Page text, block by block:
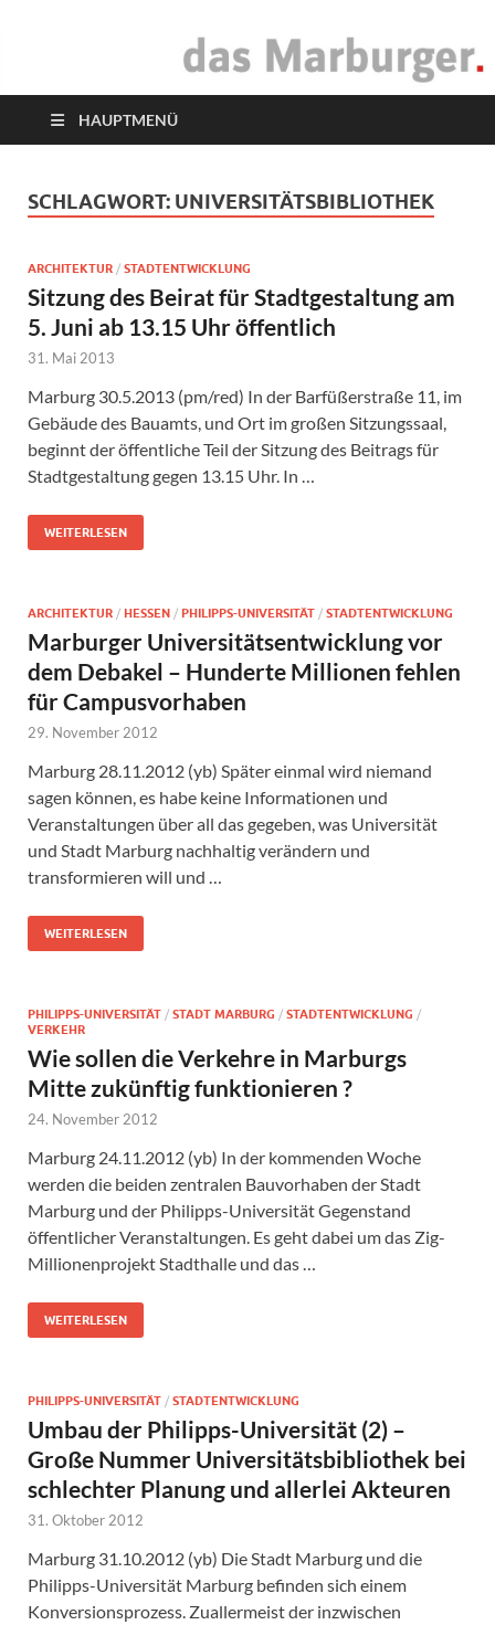
das Marburger.
HAUPTMENÜ
SCHLAGWORT: UNIVERSITÄTSBIBLIOTHEK
ARCHITEKTUR / STADTENTWICKLUNG
Sitzung des Beirat für Stadtgestaltung am
5. Juni ab 13.15 Uhr öffentlich
31. Mai 2013
Marburg 30.5.2013 (pm/red) In der Barfüßerstraße 11, im
Gebäude des Bauamts, und Ort im großen Sitzungssaal,
beginnt der öffentliche Teil der Sitzung des Beitrags für
Stadtgestaltung gegen 13.15 Uhr. In …
WEITERLESEN
ARCHITEKTUR / HESSEN / PHILIPPS-UNIVERSITÄT / STADTENTWICKLUNG
Marburger Universitätsentwicklung vor
dem Debakel – Hunderte Millionen fehlen
für Campusvorhaben
29. November 2012
Marburg 28.11.2012 (yb) Später einmal wird niemand
sagen können, es habe keine Informationen und
Veranstaltungen über all das gegeben, was Universität
und Stadt Marburg nachhaltig verändern und
transformieren will und …
WEITERLESEN
PHILIPPS-UNIVERSITÄT / STADT MARBURG / STADTENTWICKLUNG /
VERKEHR
Wie sollen die Verkehre in Marburgs
Mitte zukünftig funktionieren ?
24. November 2012
Marburg 24.11.2012 (yb) In der kommenden Woche
werden die beiden zentralen Bauvorhaben der Stadt
Marburg und der Philipps-Universität Gegenstand
öffentlicher Veranstaltungen. Es geht dabei um das Zig-
Millionenprojekt Stadthalle und das …
WEITERLESEN
PHILIPPS-UNIVERSITÄT / STADTENTWICKLUNG
Umbau der Philipps-Universität (2) –
Große Nummer Universitätsbibliothek bei
schlechter Planung und allerlei Akteuren
31. Oktober 2012
Marburg 31.10.2012 (yb) Die Stadt Marburg und die
Philipps-Universität Marburg befinden sich einem
Konversionsprozess. Zuallermeist der inzwischen